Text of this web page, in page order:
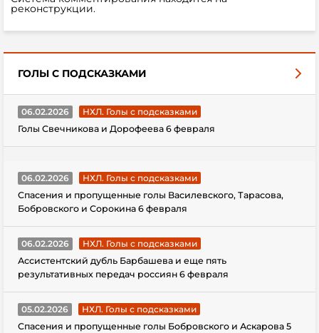
реконструкции.
ГОЛЫ С ПОДСКАЗКАМИ
06.02.2026
НХЛ. Голы с подсказками
Голы Свечникова и Дорофеева 6 февраля
06.02.2026
НХЛ. Голы с подсказками
Спасения и пропущенные голы Василевского, Тарасова,
Бобровского и Сорокина 6 февраля
06.02.2026
НХЛ. Голы с подсказками
Ассистентский дубль Барбашева и еще пять
результативных передач россиян 6 февраля
05.02.2026
НХЛ. Голы с подсказками
Спасения и пропущенные голы Бобровского и Аскарова 5